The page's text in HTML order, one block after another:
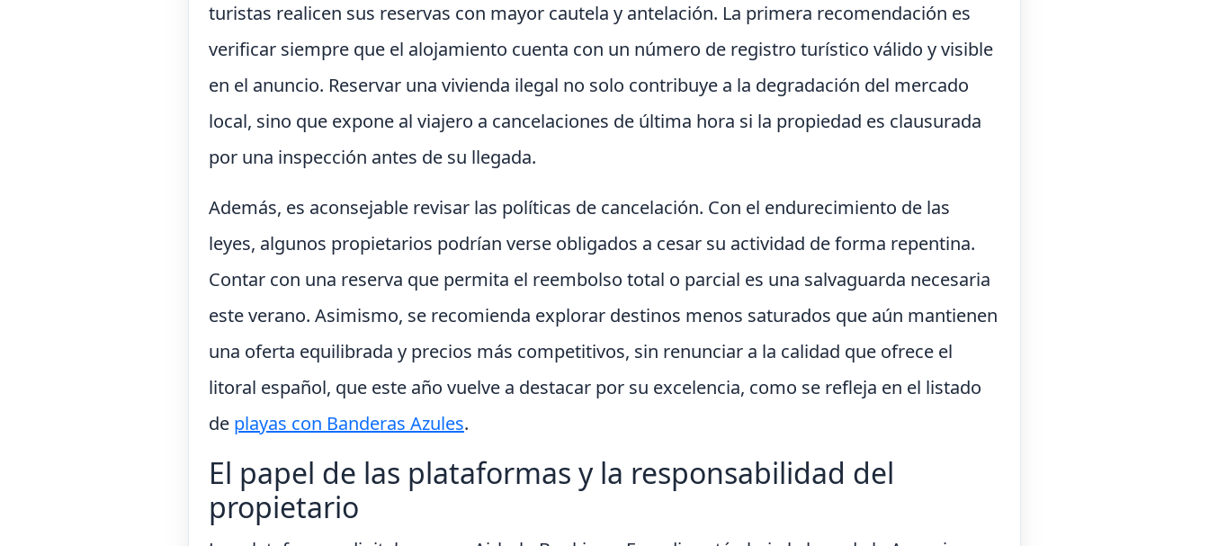
turistas realicen sus reservas con mayor cautela y antelación. La primera recomendación es
verificar siempre que el alojamiento cuenta con un número de registro turístico válido y visible
en el anuncio. Reservar una vivienda ilegal no solo contribuye a la degradación del mercado
local, sino que expone al viajero a cancelaciones de última hora si la propiedad es clausurada
por una inspección antes de su llegada.
Además, es aconsejable revisar las políticas de cancelación. Con el endurecimiento de las
leyes, algunos propietarios podrían verse obligados a cesar su actividad de forma repentina.
Contar con una reserva que permita el reembolso total o parcial es una salvaguarda necesaria
este verano. Asimismo, se recomienda explorar destinos menos saturados que aún mantienen
una oferta equilibrada y precios más competitivos, sin renunciar a la calidad que ofrece el
litoral español, que este año vuelve a destacar por su excelencia, como se refleja en el listado
de playas con Banderas Azules.
El papel de las plataformas y la responsabilidad del
propietario